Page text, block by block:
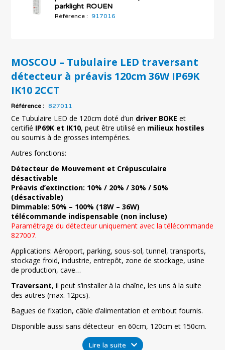
parklight ROUEN
Référence : 917016
MOSCOU – Tubulaire LED traversant
détecteur à préavis 120cm 36W IP69K
IK10 2CCT
Référence : 827011
Ce Tubulaire LED de 120cm doté d’un driver BOKE et
certifié IP69K et IK10, peut être utilisé en milieux hostiles
ou soumis à de grosses intempéries.
Autres fonctions:
Détecteur de Mouvement et Crépusculaire
désactivable
Préavis d’extinction: 10% / 20% / 30% / 50%
(désactivable)
Dimmable: 50% – 100% (18W – 36W)
télécommande indispensable (non incluse)
Paramétrage du détecteur uniquement avec la télécommande
827007.
Applications: Aéroport, parking, sous-sol, tunnel, transports,
stockage froid, industrie, entrepôt, zone de stockage, usine
de production, cave…
Traversant, il peut s’installer à la chaîne, les uns à la suite
des autres (max. 12pcs).
Bagues de fixation, câble d’alimentation et embout fournis.
Disponible aussi sans détecteur en60cm, 120cm et 150cm.
Lire la suite